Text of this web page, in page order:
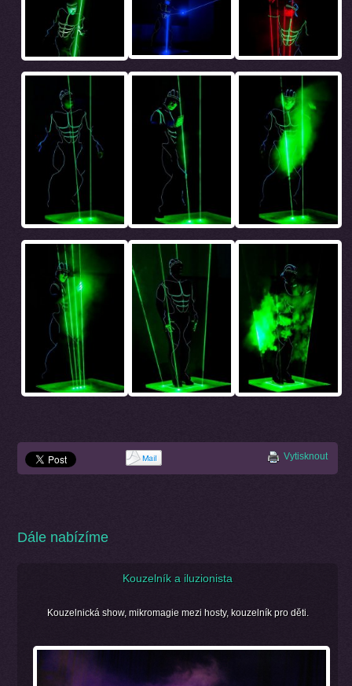
Vytisknout
Dále nabízíme
Kouzelník a iluzionista
Kouzelnická show, mikromagie mezi hosty, kouzelník pro děti.